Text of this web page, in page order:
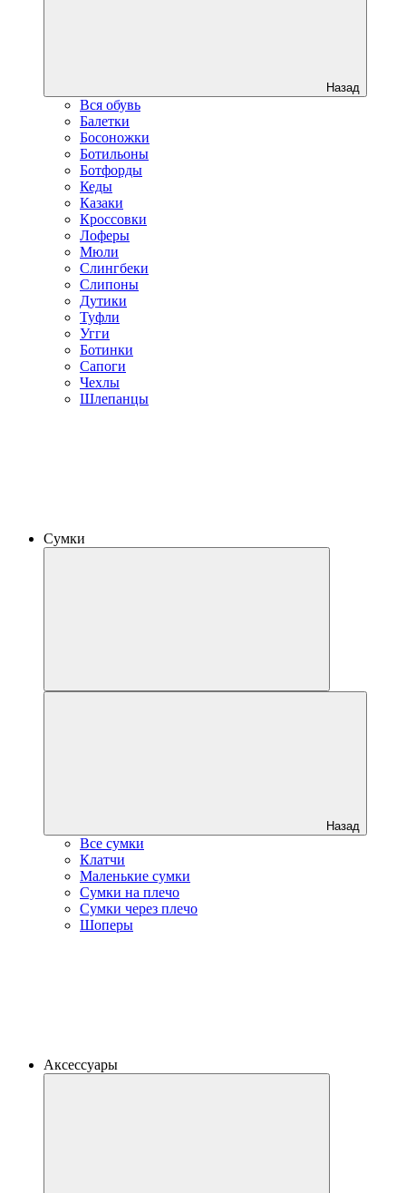
Назад
Вся обувь
Балетки
Босоножки
Ботильоны
Ботфорды
Кеды
Казаки
Кроссовки
Лоферы
Мюли
Слингбеки
Слипоны
Дутики
Туфли
Угги
Ботинки
Сапоги
Чехлы
Шлепанцы
Сумки
Назад
Все сумки
Клатчи
Маленькие сумки
Сумки на плечо
Сумки через плечо
Шоперы
Аксессуары